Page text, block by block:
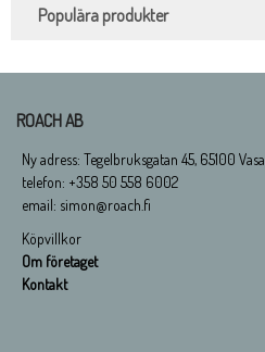
Populära produkter
ROACH AB
Ny adress: Tegelbruksgatan 45, 65100 Vasa
telefon: +358 50 558 6002
email: simon@roach.fi
Köpvillkor
Om företaget
Kontakt